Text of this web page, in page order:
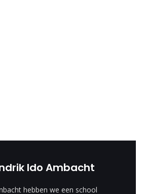
Ido Ambacht
hebben we een school